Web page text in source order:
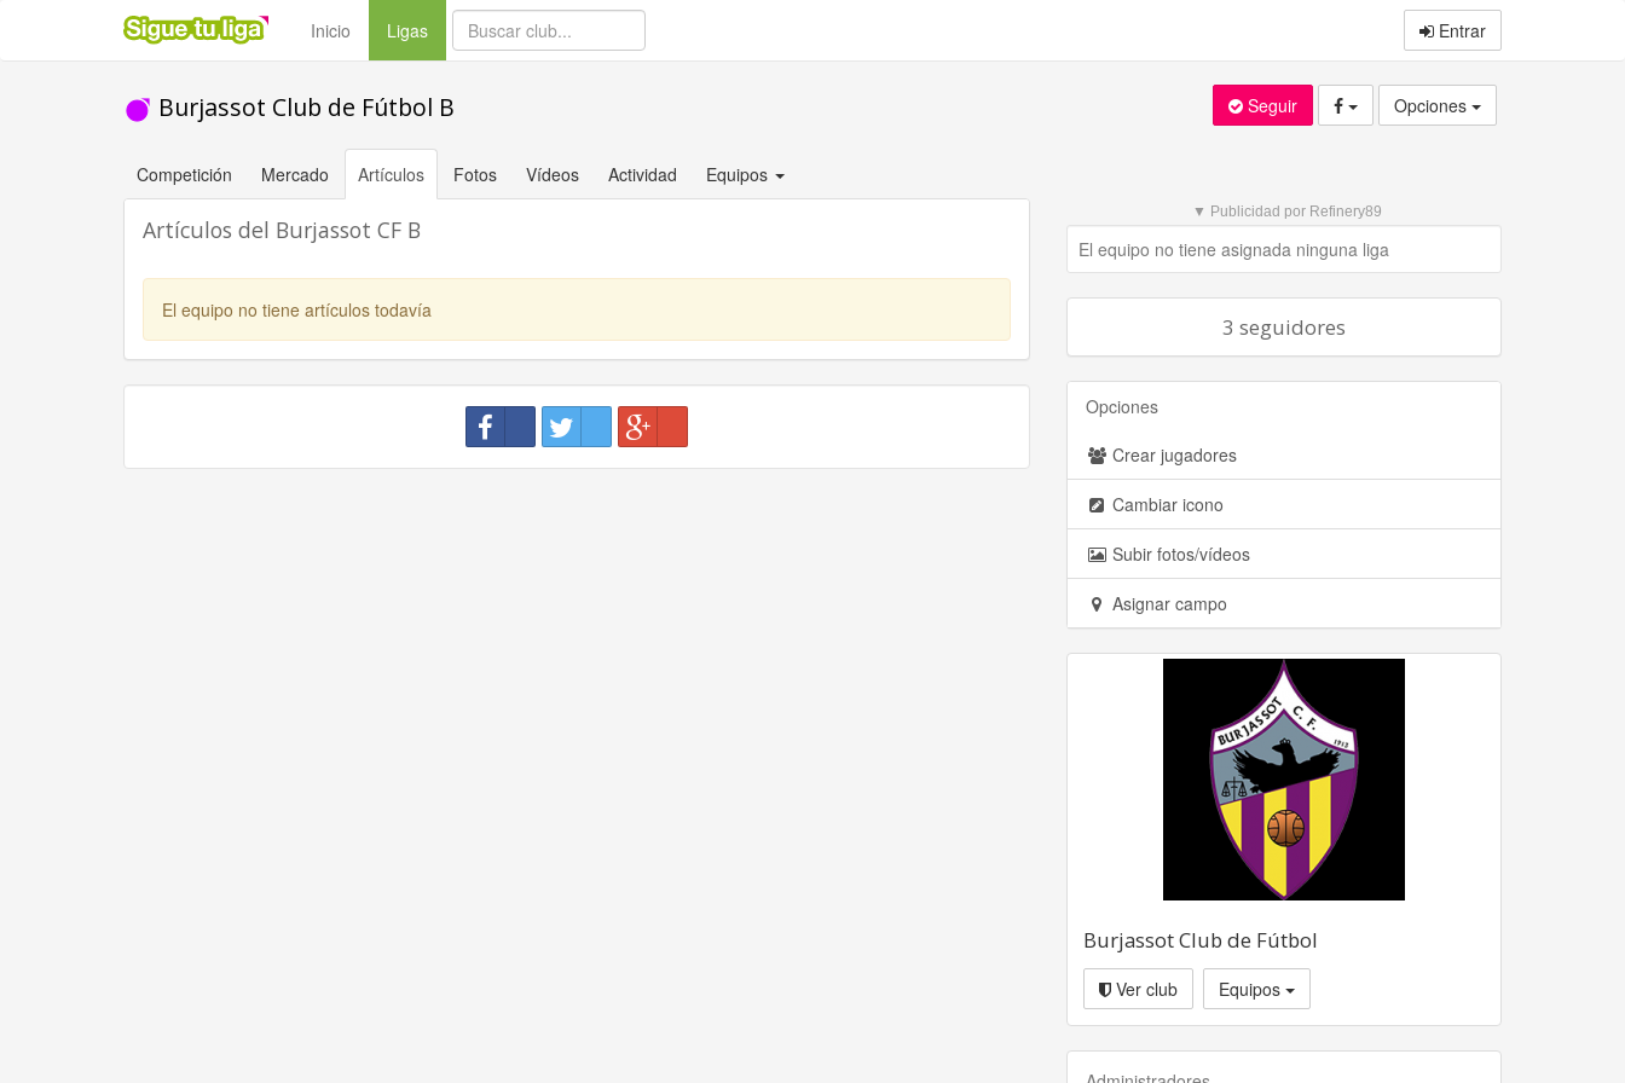
Inicio Ligas(current) Entrar
Burjassot Club de Fútbol B Seguir Opciones
Competición Mercado Artículos Fotos Vídeos Actividad Equipos
Artículos del Burjassot CF B
El equipo no tiene artículos todavía
▼ Publicidad por Refinery89
El equipo no tiene asignada ninguna liga
3 seguidores
Opciones
Crear jugadores
Cambiar icono
Subir fotos/vídeos
Asignar campo
Burjassot Club de Fútbol
Ver club Equipos